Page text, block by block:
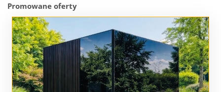
Promowane oferty